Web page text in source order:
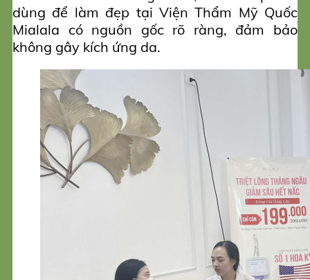
dùng để làm đẹp tại Viện Thẩm Mỹ Quốc
Mialala có nguồn gốc rõ ràng, đảm bảo
không gây kích ứng da.